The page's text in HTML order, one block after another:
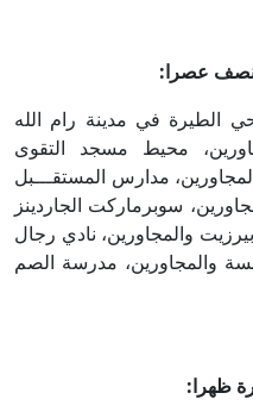
عصرا:
الطيرة في مدينة رام الله
محيط مسجد التقوى
مدارس المستقـــبل
سوبرماركت الجاردينز
والمجاورين، نادي رجال
والمجاورين، مدرسة الصم
ظهرا: